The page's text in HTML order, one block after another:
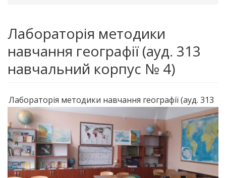
Лабораторія методики
навчання географії (ауд. 313
навчальний корпус № 4)
Лабораторія методики навчання географії (ауд. 313